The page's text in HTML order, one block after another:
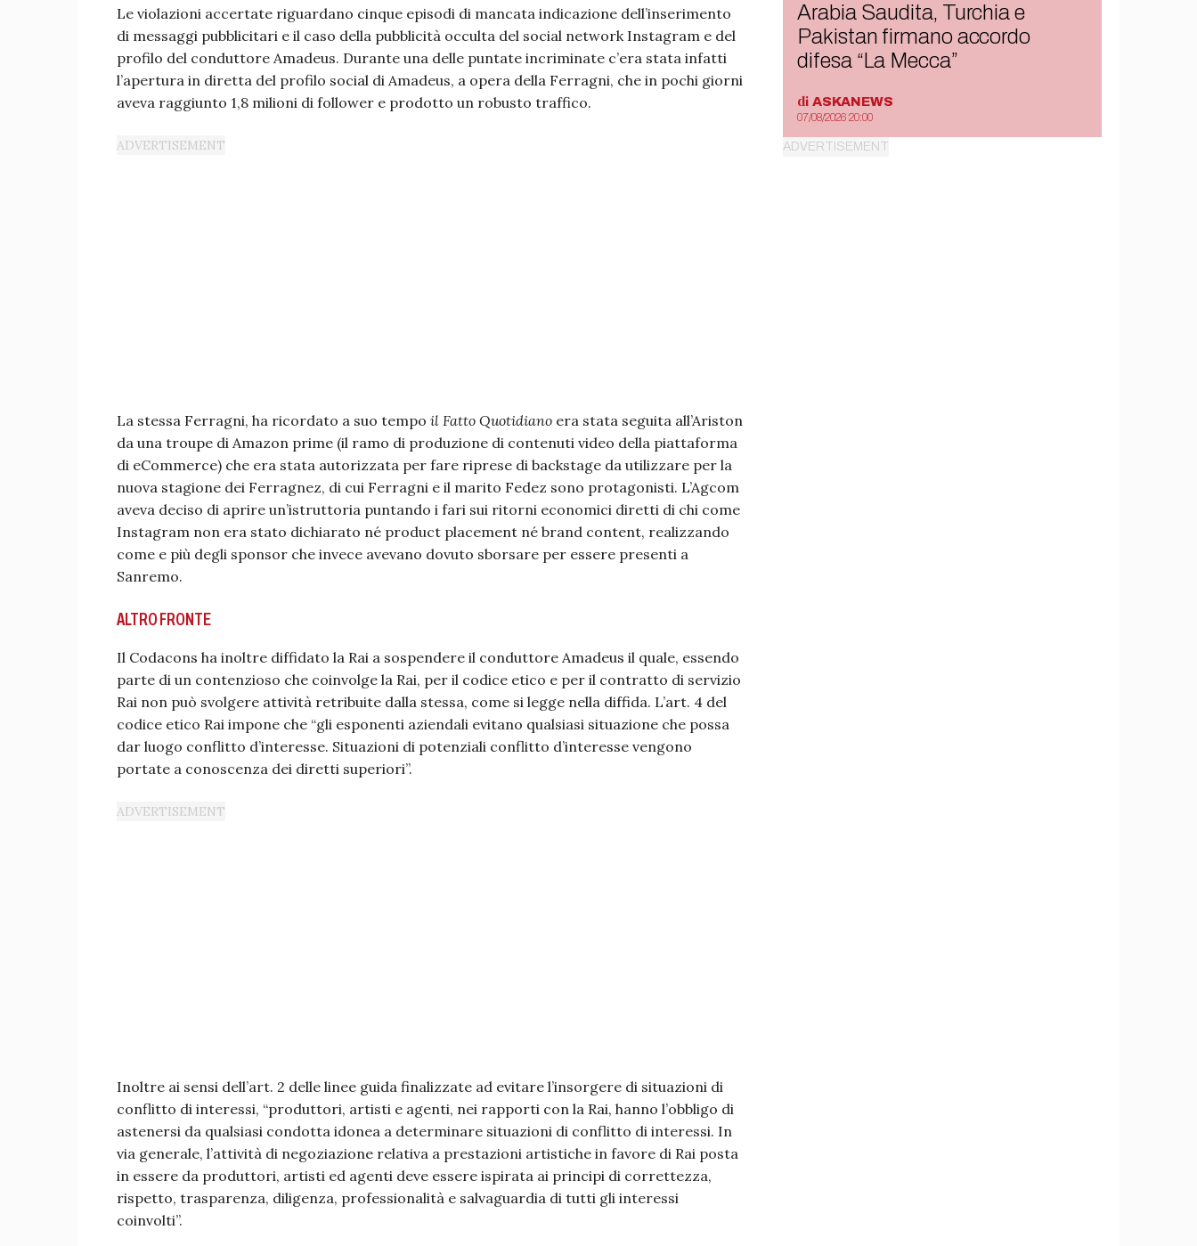
Le violazioni accertate riguardano cinque episodi di mancata indicazione dell’inserimento
di messaggi pubblicitari e il caso della pubblicità occulta del social network Instagram e del
profilo del conduttore Amadeus. Durante una delle puntate incriminate c’era stata infatti
l’apertura in diretta del profilo social di Amadeus, a opera della Ferragni, che in pochi giorni
aveva raggiunto 1,8 milioni di follower e prodotto un robusto traffico.
La stessa Ferragni, ha ricordato a suo tempo il Fatto Quotidiano era stata seguita all’Ariston
da una troupe di Amazon prime (il ramo di produzione di contenuti video della piattaforma
di eCommerce) che era stata autorizzata per fare riprese di backstage da utilizzare per la
nuova stagione dei Ferragnez, di cui Ferragni e il marito Fedez sono protagonisti. L’Agcom
aveva deciso di aprire un’istruttoria puntando i fari sui ritorni economici diretti di chi come
Instagram non era stato dichiarato né product placement né brand content, realizzando
come e più degli sponsor che invece avevano dovuto sborsare per essere presenti a
Sanremo.
ALTRO FRONTE
Il Codacons ha inoltre diffidato la Rai a sospendere il conduttore Amadeus il quale, essendo
parte di un contenzioso che coinvolge la Rai, per il codice etico e per il contratto di servizio
Rai non può svolgere attività retribuite dalla stessa, come si legge nella diffida. L’art. 4 del
codice etico Rai impone che “gli esponenti aziendali evitano qualsiasi situazione che possa
dar luogo conflitto d’interesse. Situazioni di potenziali conflitto d’interesse vengono
portate a conoscenza dei diretti superiori”.
Inoltre ai sensi dell’art. 2 delle linee guida finalizzate ad evitare l’insorgere di situazioni di
conflitto di interessi, “produttori, artisti e agenti, nei rapporti con la Rai, hanno l’obbligo di
astenersi da qualsiasi condotta idonea a determinare situazioni di conflitto di interessi. In
via generale, l’attività di negoziazione relativa a prestazioni artistiche in favore di Rai posta
in essere da produttori, artisti ed agenti deve essere ispirata ai principi di correttezza,
rispetto, trasparenza, diligenza, professionalità e salvaguardia di tutti gli interessi
coinvolti”.
Arabia Saudita, Turchia e
Pakistan firmano accordo
difesa “La Mecca”
di ASKANEWS
07/08/2026 20:00